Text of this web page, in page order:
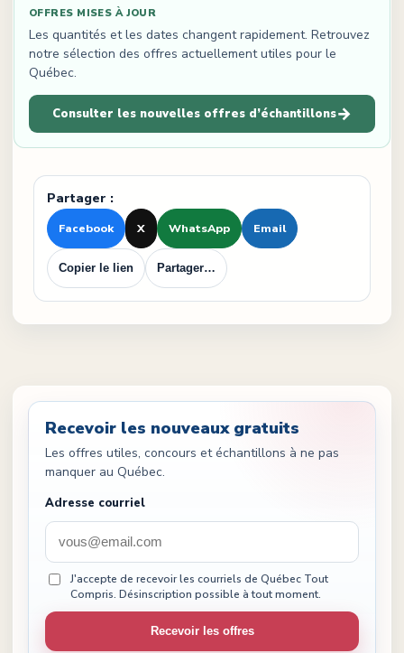
OFFRES MISES À JOUR
Les quantités et les dates changent rapidement. Retrouvez
notre sélection des offres actuellement utiles pour le
Québec.
Consulter les nouvelles offres d’échantillons→
Partager :
Facebook X WhatsApp Email
Copier le lien Partager…
Recevoir les nouveaux gratuits
Les offres utiles, concours et échantillons à ne pas
manquer au Québec.
Adresse courriel
J'accepte de recevoir les courriels de Québec Tout
Compris. Désinscription possible à tout moment.
Recevoir les offres